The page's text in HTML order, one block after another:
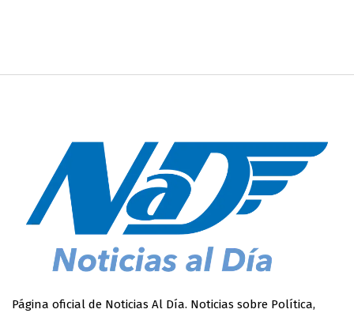
Página oficial de Noticias Al Día. Noticias sobre Política,